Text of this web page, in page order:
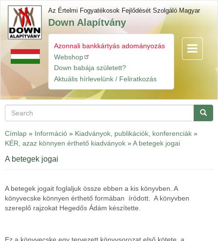
Skip
main
content
Az Értelmi Fogyatékosok Fejlődését Szolgáló Magyar
Down Alapítvány
Gyorslinkek
Azonnali bankkártyás adományozás
Webshop
Down babája született?
Aktuális hírlevelünk / Feliratkozás
Toggle
Search
Címlap » Információ » Kiadványok, publikációk, konferenciák »
KÉR, azaz könnyen érthető kiadványok » A betegek jogai
A betegek jogai
A betegek jogait foglaljuk össze ebben a kis könyvben. A
könyvecske könnyen érthető formában íródott. A könyvben
szereplő rajzokat Hegedős Ádám készítette.